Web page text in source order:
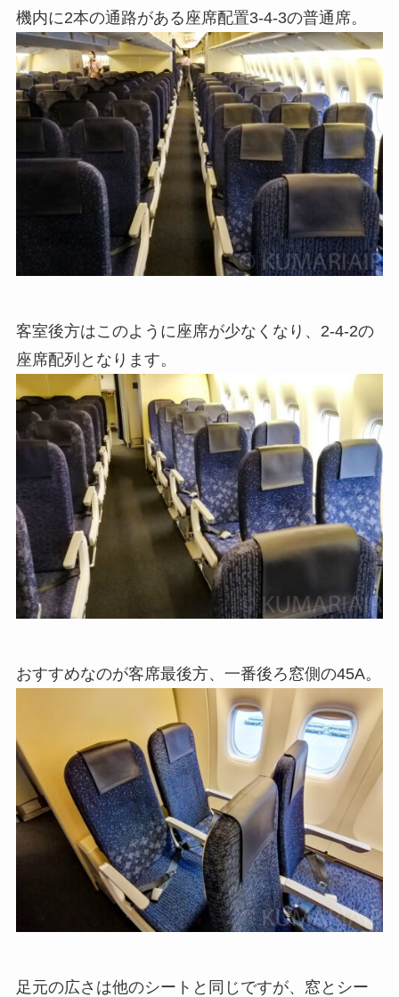
機内に2本の通路がある座席配置3-4-3の普通席。
客室後方はこのように座席が少なくなり、2-4-2の
座席配列となります。
おすすめなのが客席最後方、一番後ろ窓側の45A。
足元の広さは他のシートと同じですが、窓とシー